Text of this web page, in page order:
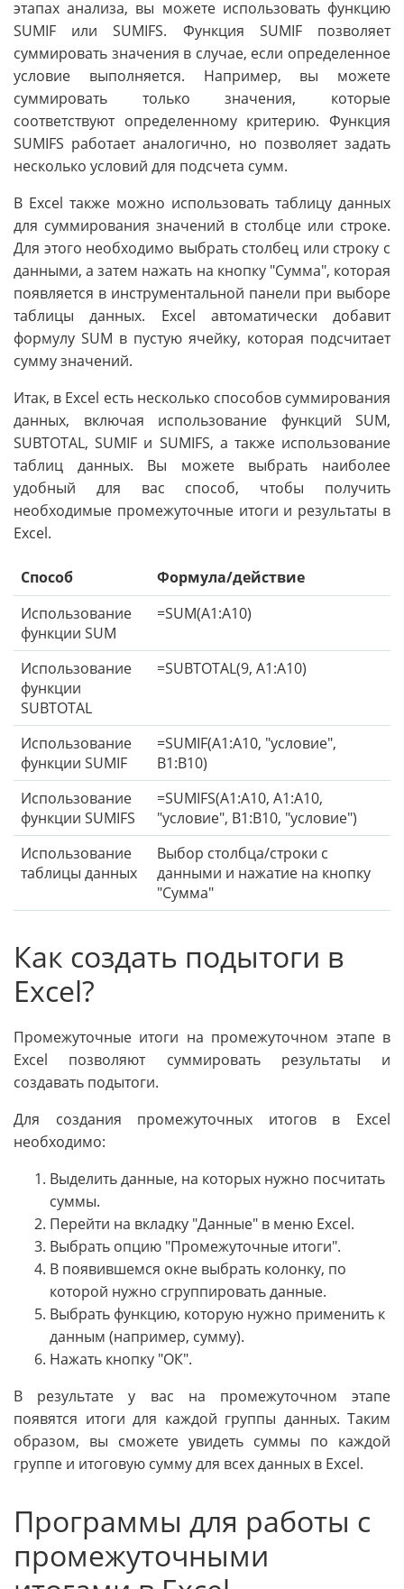
этапах анализа, вы можете использовать функцию
SUMIF или SUMIFS. Функция SUMIF позволяет
суммировать значения в случае, если определенное
условие выполняется. Например, вы можете
суммировать только значения, которые
соответствуют определенному критерию. Функция
SUMIFS работает аналогично, но позволяет задать
несколько условий для подсчета сумм.
В Excel также можно использовать таблицу данных
для суммирования значений в столбце или строке.
Для этого необходимо выбрать столбец или строку с
данными, а затем нажать на кнопку "Сумма", которая
появляется в инструментальной панели при выборе
таблицы данных. Excel автоматически добавит
формулу SUM в пустую ячейку, которая подсчитает
сумму значений.
Итак, в Excel есть несколько способов суммирования
данных, включая использование функций SUM,
SUBTOTAL, SUMIF и SUMIFS, а также использование
таблиц данных. Вы можете выбрать наиболее
удобный для вас способ, чтобы получить
необходимые промежуточные итоги и результаты в
Excel.
Способ
Формула/действие
Использование
функции SUM
=SUM(A1:A10)
Использование
функции
SUBTOTAL
=SUBTOTAL(9, A1:A10)
Использование
функции SUMIF
=SUMIF(A1:A10, "условие",
B1:B10)
Использование
функции SUMIFS
=SUMIFS(A1:A10, A1:A10,
"условие", B1:B10, "условие")
Использование
таблицы данных
Выбор столбца/строки с
данными и нажатие на кнопку
"Сумма"
Как создать подытоги в
Excel?
Промежуточные итоги на промежуточном этапе в
Excel позволяют суммировать результаты и
создавать подытоги.
Для создания промежуточных итогов в Excel
необходимо:
Выделить данные, на которых нужно посчитать
суммы.
Перейти на вкладку "Данные" в меню Excel.
Выбрать опцию "Промежуточные итоги".
В появившемся окне выбрать колонку, по
которой нужно сгруппировать данные.
Выбрать функцию, которую нужно применить к
данным (например, сумму).
Нажать кнопку "ОК".
В результате у вас на промежуточном этапе
появятся итоги для каждой группы данных. Таким
образом, вы сможете увидеть суммы по каждой
группе и итоговую сумму для всех данных в Excel.
Программы для работы с
промежуточными